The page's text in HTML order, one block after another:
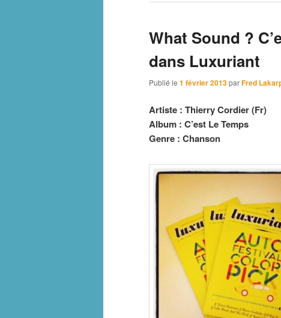
What Sound ?
dans Luxuriant
Publié le 1 février 2013parFred
Artiste : Thierry Cordier (Fr)
Album : C’est Le Temps
Genre : Chanson